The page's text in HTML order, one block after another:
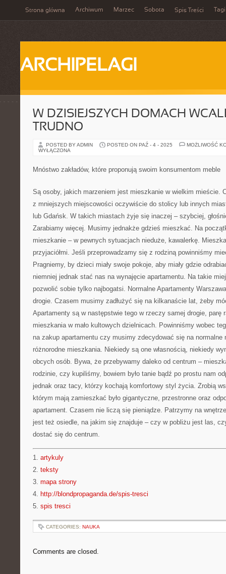
Strona główna Archiwum Marzec Sobota Spis Treści Tagi
ARCHIPELAGI
W DZISIEJSZYCH DOMACH
TRUDNO
POSTED BY ADMIN POSTED ON PAŹ - 4 - 2025
MOŻLIWOŚĆ
WYŁĄCZONA
Mnóstwo zakładów, które proponują swoim konsumentom meble
Są osoby, jakich marzeniem jest mieszkanie w wielkim mieście.
z mniejszych miejscowości oczywiście do stolicy lub innych
lub Gdańsk. W takich miastach żyje się inaczej – szybciej,
Zarabiamy więcej. Musimy jednakże gdzieś mieszkać. Na
mieszkanie – w pewnych sytuacjach nieduże, kawalerkę.
przyjaciółmi. Jeśli przeprowadzamy się z rodziną powinniśmy
Pragniemy, by dzieci miały swoje pokoje, aby miały gdzie
niemniej jednak stać nas na wynajęcie apartamentu. Na takie
pozwolić sobie tylko najbogatsi. Normalne Apartamenty
drogie. Czasem musimy zadłużyć się na kilkanaście lat, żeby
Apartamenty są w następstwie tego w rzeczy samej drogie, parę
mieszkania w mało kultowych dzielnicach. Powinniśmy wobec
na zakup apartamentu czy musimy zdecydować się na normalne
różnorodne mieszkania. Niekiedy są one własnością, niekiedy
obcych osób. Bywa, że przebywamy daleko od centrum –
rodzinie, czy kupiliśmy, bowiem było tanie bądź po prostu nam
jednak oraz tacy, którzy kochają komfortowy styl życia. Zrobią
którym mają zamieszkać było gigantyczne, przestronne oraz
apartament. Czasem nie liczą się pieniądze. Patrzymy na
jest też osiedle, na jakim się znajduje – czy w pobliżu jest las,
dostać się do centrum.
1. artykuly
2. teksty
3. mapa strony
4. http://blondpropaganda.de/spis-tresci
5. spis tresci
CATEGORIES: NAUKA
Comments are closed.